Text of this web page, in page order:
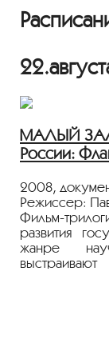
МАЛЫЙ ЗАЛ.
России:
2008,
Режиссер:
Фильм-
развития
жанре
«Флаг